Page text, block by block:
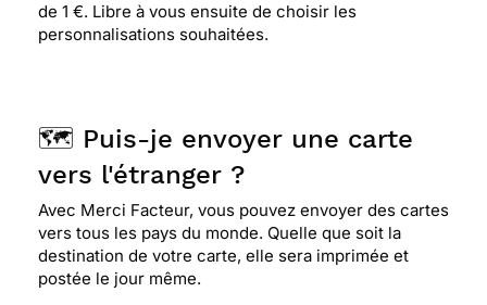
de 1 €. Libre à vous ensuite de choisir les
personnalisations souhaitées.
🗺️ Puis-je envoyer une carte
vers l'étranger ?
Avec Merci Facteur, vous pouvez envoyer des cartes
vers tous les pays du monde. Quelle que soit la
destination de votre carte, elle sera imprimée et
postée le jour même.